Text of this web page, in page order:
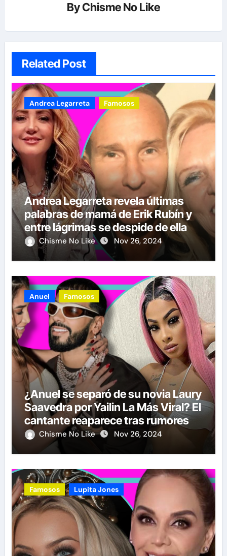
ByChisme No Like
Related Post
Andrea Legarreta Famosos
Andrea Legarreta revela últimas
palabras de mamá de Erik Rubín y
entre lágrimas se despide de ella
Chisme No Like Nov 26, 2024
Anuel Famosos
¿Anuel se separó de su novia Laury
Saavedra por Yailin La Más Viral? El
cantante reaparece tras rumores
Chisme No Like Nov 26, 2024
Famosos Lupita Jones